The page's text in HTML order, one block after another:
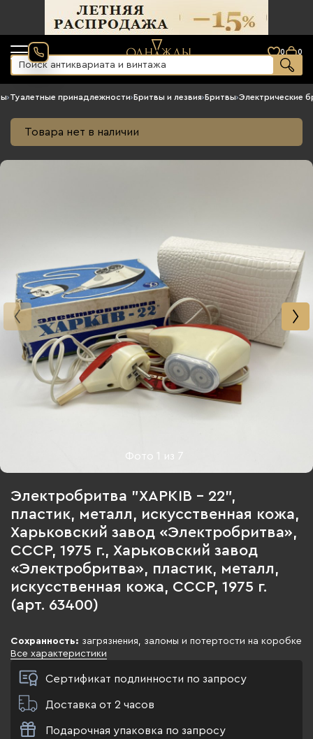
0 0
›Туалетные принадлежности›Бритвы и лезвия›Бритвы›Электрические
Товара нет в наличии
Фото 1 из 7
Электробритва "ХАРКIВ - 22",
пластик, металл, искусственная кожа,
Харьковский завод «Электробритва»,
СССР, 1975 г., Харьковский завод
«Электробритва», пластик, металл,
искусственная кожа, СССР, 1975 г.
(арт. 63400)
Сохранность: загрязнения, заломы и потертости на коробке
Все характеристики
Сертификат подлинности по запросу
Доставка от 2 часов
Подарочная упаковка по запросу